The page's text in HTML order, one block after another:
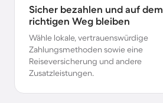
Sicher bezahlen und auf dem
richtigen Weg bleiben
Wähle lokale, vertrauenswürdige
Zahlungsmethoden sowie eine
Reiseversicherung und andere
Zusatzleistungen.